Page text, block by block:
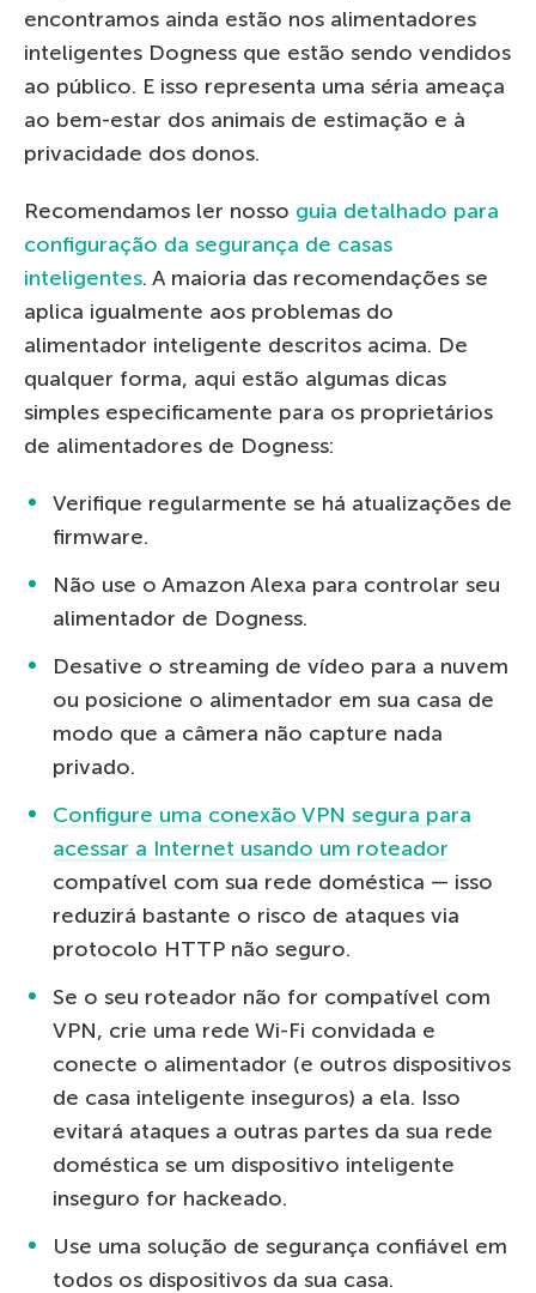
encontramos ainda estão nos alimentadores
inteligentes Dogness que estão sendo vendidos
ao público. E isso representa uma séria ameaça
ao bem-estar dos animais de estimação e à
privacidade dos donos.
Recomendamos ler nosso guia detalhado para
configuração da segurança de casas
inteligentes. A maioria das recomendações se
aplica igualmente aos problemas do
alimentador inteligente descritos acima. De
qualquer forma, aqui estão algumas dicas
simples especificamente para os proprietários
de alimentadores de Dogness:
Verifique regularmente se há atualizações de
firmware.
Não use o Amazon Alexa para controlar seu
alimentador de Dogness.
Desative o streaming de vídeo para a nuvem
ou posicione o alimentador em sua casa de
modo que a câmera não capture nada
privado.
Configure uma conexão VPN segura para
acessar a Internet usando um roteador
compatível com sua rede doméstica — isso
reduzirá bastante o risco de ataques via
protocolo HTTP não seguro.
Se o seu roteador não for compatível com
VPN, crie uma rede Wi-Fi convidada e
conecte o alimentador (e outros dispositivos
de casa inteligente inseguros) a ela. Isso
evitará ataques a outras partes da sua rede
doméstica se um dispositivo inteligente
inseguro for hackeado.
Use uma solução de segurança confiável em
todos os dispositivos da sua casa.